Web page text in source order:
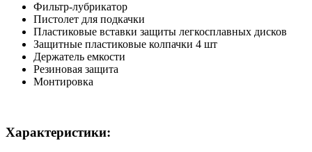
Фильтр-лубрикатор
Пистолет для подкачки
Пластиковые вставки защиты легкосплавных дисков
Защитные пластиковые колпачки 4 шт
Держатель емкости
Резиновая защита
Монтировка
Характеристики: